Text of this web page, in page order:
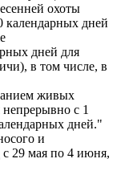
охоты
календарных дней
дней для
в том числе, в
живых
с 1
дней."
и
с 29 мая по 4 июня,